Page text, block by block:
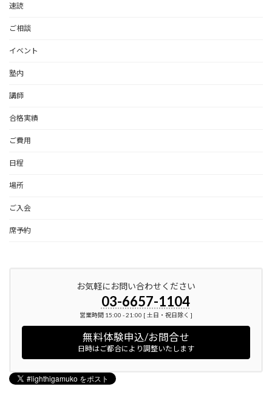
速読
ご相談
イベント
塾内
講師
合格実績
ご費用
日程
場所
ご入会
席予約
お気軽にお問い合わせください
03-6657-1104
営業時間 15:00 - 21:00 [ 土日・祝日除く ]
無料体験申込/お問合せ
日時はご都合により調整いたします